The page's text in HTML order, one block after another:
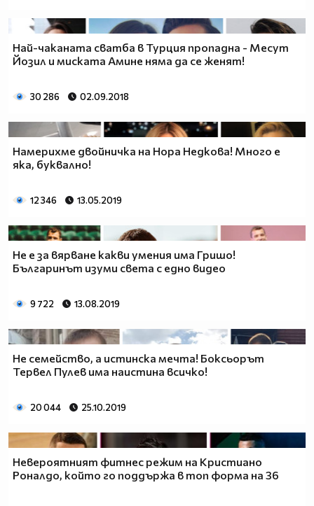
Най-чаканата сватба в Турция пропадна - Месут
Йозил и миската Амине няма да се женят!
30 286 02.09.2018
Намерихме двойничка на Нора Недкова! Много е
яка, буквално!
12 346 13.05.2019
Не е за вярване какви умения има Гришо!
Българинът изуми света с едно видео
9 722 13.08.2019
Не семейство, а истинска мечта! Боксьорът
Тервел Пулев има наистина всичко!
20 044 25.10.2019
Невероятният фитнес режим на Кристиано
Роналдо, който го поддържа в топ форма на 36